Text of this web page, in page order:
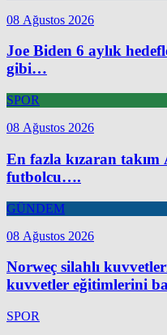
08 Ağustos 2026
Joe Biden 6 aylık
gibi…
SPOR
08 Ağustos 2026
En fazla kızaran
futbolcu….
GÜNDEM
08 Ağustos 2026
Norweç silahlı
kuvvetler eğitimlerini
SPOR